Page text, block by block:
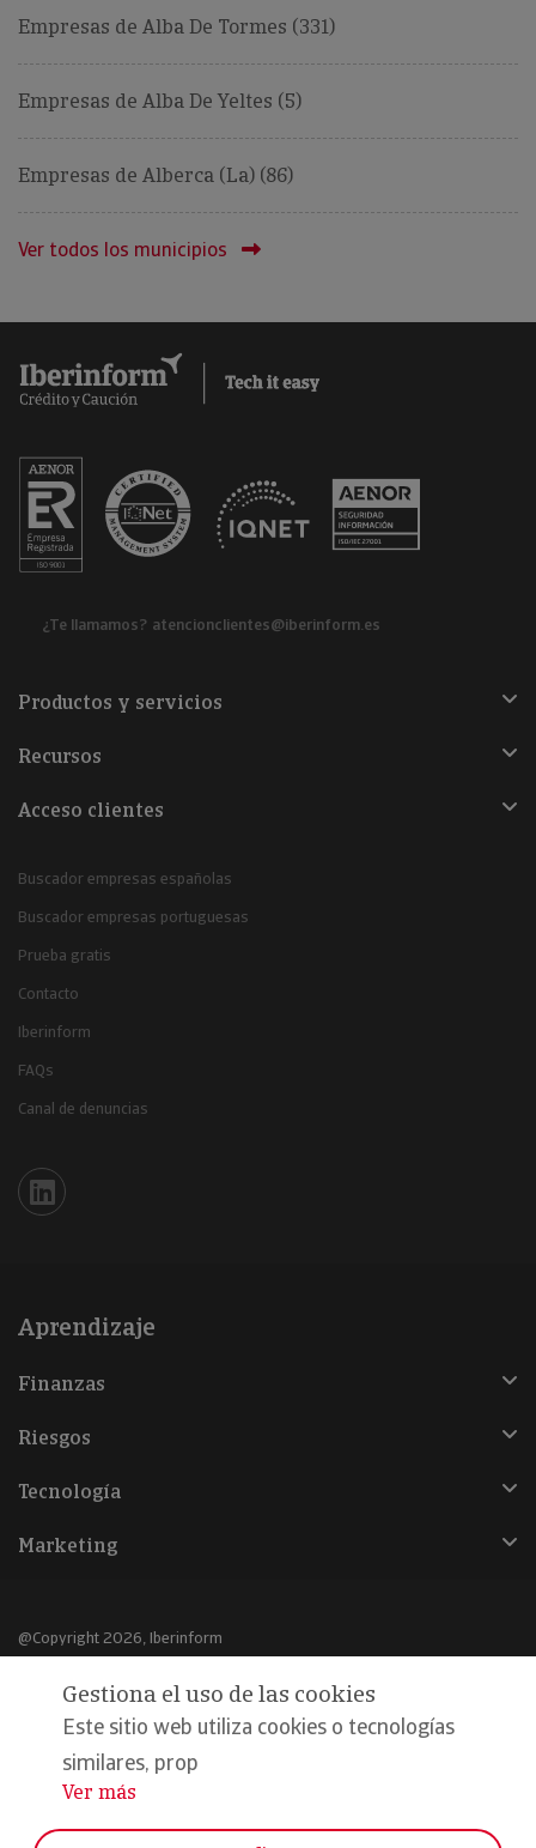
Empresas de Alba De Tormes (331)
Empresas de Alba De Yeltes (5)
Empresas de Alberca (La) (86)
Ver todos los municipios
¿Te llamamos? atencionclientes@iberinform.es
Productos y servicios
Recursos
Acceso clientes
Buscador empresas españolas
Buscador empresas portuguesas
Prueba gratis
Contacto
Iberinform
FAQs
Canal de denuncias
Iberinform en Linkedin
Aprendizaje
Finanzas
Riesgos
Tecnología
Marketing
@Copyright 2026, Iberinform
Aviso legal
Política de cookies
Declaración de privacidad
Gestiona el uso de las cookies
Este sitio web utiliza cookies o tecnologías
similares, prop
...
Ver más